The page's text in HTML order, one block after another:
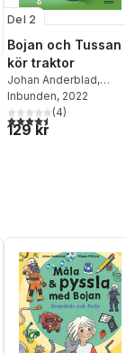
röster:
Del 2
Bojan och Tussan
kör traktor
Johan Anderblad,
Filippa Widlund
Inbunden, 2022
4,5utav 5 stjärnor.
(4)
129 kr